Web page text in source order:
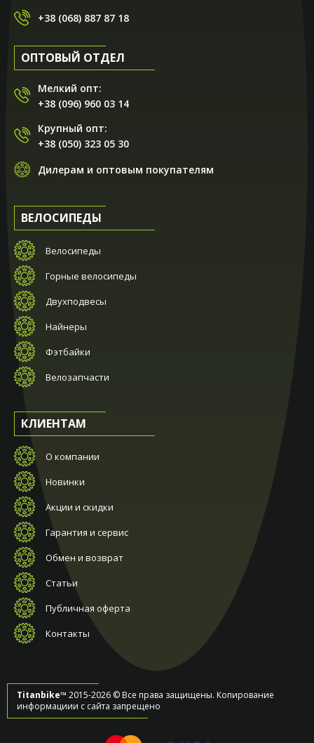
+38 (068) 887 87 18
ОПТОВЫЙ ОТДЕЛ
Мелкий опт:
+38 (096) 960 03 14
Крупный опт:
+38 (050) 323 05 30
Дилерам и оптовым покупателям
ВЕЛОСИПЕДЫ
Велосипеды
Горные велосипеды
Двухподвесы
Найнеры
Фэтбайки
Велозапчасти
КЛИЕНТАМ
О компании
Новинки
Акции и скидки
Гарантия и сервис
Обмен и возврат
Статьи
Публичная оферта
Контакты
Titanbike™ 2015-2026 © Все права защищены. Копирование
информациии с сайта запрещено